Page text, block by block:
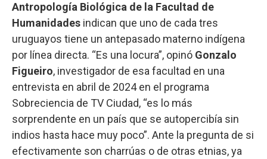
Antropología Biológica de la Facultad de
Humanidades indican que uno de cada tres
uruguayos tiene un antepasado materno indígena
por línea directa. “Es una locura”, opinó Gonzalo
Figueiro, investigador de esa facultad en una
entrevista en abril de 2024 en el programa
Sobreciencia de TV Ciudad, “es lo más
sorprendente en un país que se autopercibía sin
indios hasta hace muy poco”. Ante la pregunta de si
efectivamente son charrúas o de otras etnias, ya